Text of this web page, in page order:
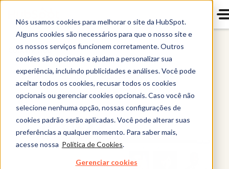
Nós usamos cookies para melhorar o site da HubSpot.
Alguns cookies são necessários para que o nosso site e
os nossos serviços funcionem corretamente. Outros
cookies são opcionais e ajudam a personalizar sua
experiência, incluindo publicidades e análises. Você pode
aceitar todos os cookies, recusar todos os cookies
opcionais ou gerenciar cookies opcionais. Caso você não
selecione nenhuma opção, nossas configurações de
cookies padrão serão aplicadas. Você pode alterar suas
preferências a qualquer momento. Para saber mais,
acesse nossa Política de Cookies.
Gerenciar cookies
Content Hub